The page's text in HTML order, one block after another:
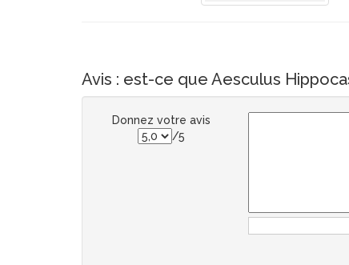
Avis : est-ce que Aesculus
Donnez votre avis
/5